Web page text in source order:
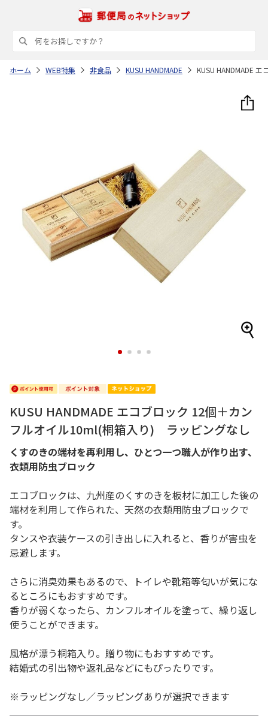
ホーム WEB特集 非食品 KUSU HANDMADE KUSU HANDMADE
1 2 3 4
KUSU HANDMADE エコブロック 12個＋カン
フルオイル10ml(桐箱入り) ラッピングなし
くすのきの端材を再利用し、ひとつ一つ職人が作り出す、
衣類用防虫ブロック
エコブロックは、九州産のくすのきを板材に加工した後の
端材を利用して作られた、天然の衣類用防虫ブロックで
す。
タンスや衣装ケースの引き出しに入れると、香りが害虫を
忌避します。
さらに消臭効果もあるので、トイレや靴箱等匂いが気にな
るところにもおすすめです。
香りが弱くなったら、カンフルオイルを塗って、繰り返し
使うことができます。
風格が漂う桐箱入り。贈り物にもおすすめです。
結婚式の引出物や返礼品などにもぴったりです。
※ラッピングなし／ラッピングありが選択できます